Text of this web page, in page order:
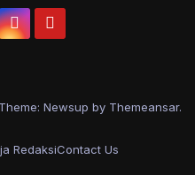
Theme: Newsup by Themeansar.
RedaksiContact Us